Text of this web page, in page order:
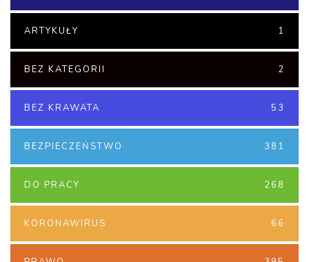
ARTYKUŁY 1
BEZ KATEGORII 2
BEZ KRAWATA 53
BEZPIECZEŃSTWO 381
DO PRACY 268
KORONAWIRUS 66